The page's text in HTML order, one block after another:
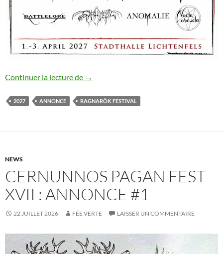
Continuer la lecture de Ragnarök Festival XXII : annonce #20
→
2027 ANNONCE RAGNARÖK FESTIVAL
NEWS
CERNUNNOS PAGAN FEST
XVII : ANNONCE #1
22 JUILLET 2026 FÉE VERTE LAISSER UN COMMENTAIRE